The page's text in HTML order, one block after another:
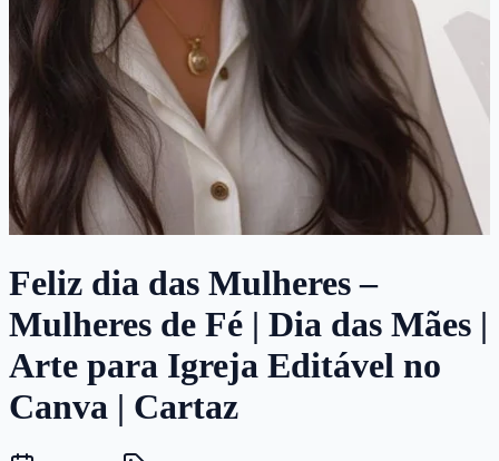
Feliz dia das Mulheres –
Mulheres de Fé | Dia das Mães |
Arte para Igreja Editável no
Canva | Cartaz